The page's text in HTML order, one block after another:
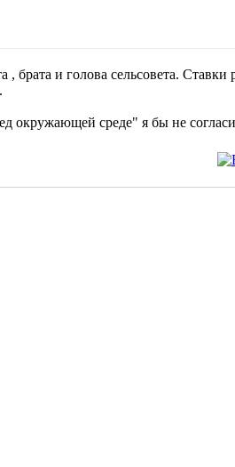
и голова сельсовета. Ставки
окружающей среде" я бы не